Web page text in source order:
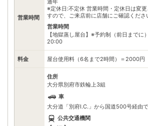
営業時間
※定休日:不定休 営業時間・定休日は変
すので、ご来店前に店舗にご確認くださ
営業時間
【地獄蒸し屋台】※予約制（前日までに
20:00
料金 屋台使用料（6名まで2時間）＝2000円
住所
大分県別府市鉄輪上3組
車
大分道「別府I.C.」から国道500号経由
公共交通機関